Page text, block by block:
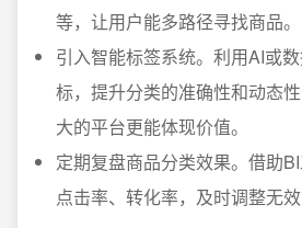
等，让用户能多路径寻找商品。
引入智能标签系统。利用AI或
标，提升分类的准确性和动态
大的平台更能体现价值。
定期复盘商品分类效果。借助
点击率、转化率，及时调整无效